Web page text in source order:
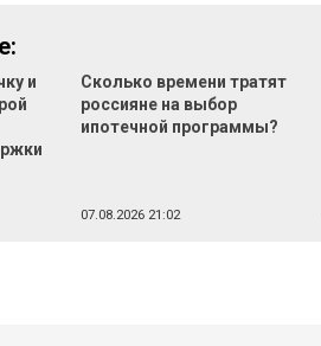
и
Сколько времени тратят
россияне на выбор
ипотечной программы?
07.08.2026 21:02